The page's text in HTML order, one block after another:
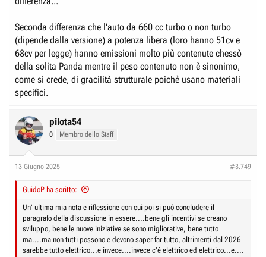
Seconda differenza che l'auto da 660 cc turbo o non turbo
(dipende dalla versione) a potenza libera (loro hanno 51cv e
68cv per legge) hanno emissioni molto più contenute chessò
della solita Panda mentre il peso contenuto non è sinonimo,
come si crede, di gracilità strutturale poichè usano materiali
specifici.
pilota54
0 Membro dello Staff
13 Giugno 2025 #3.749
GuidoP ha scritto:
Un' ultima mia nota e riflessione con cui poi si può concludere il
paragrafo della discussione in essere....bene gli incentivi se creano
sviluppo, bene le nuove iniziative se sono migliorative, bene tutto
ma....ma non tutti possono e devono saper far tutto, altrimenti dal 2026
sarebbe tutto elettrico...e invece....invece c'è elettrico ed elettrico...e....